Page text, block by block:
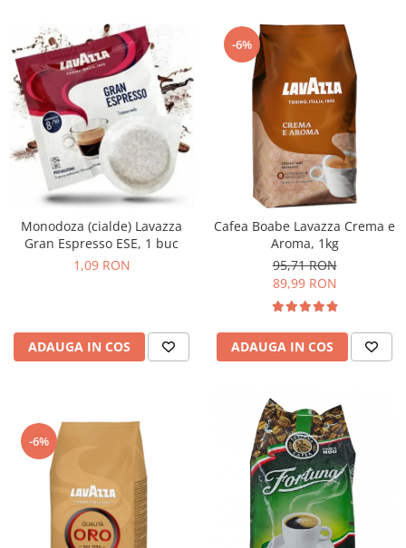
Monodoza (cialde) Lavazza
Gran Espresso ESE, 1 buc
1,09 RON
ADAUGA IN COS
-6%
Cafea Boabe Lavazza Crema e
Aroma, 1kg
95,71 RON
89,99 RON
ADAUGA IN COS
-6%